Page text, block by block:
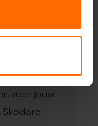
in Ter
je advies
voor jouw
Skodora